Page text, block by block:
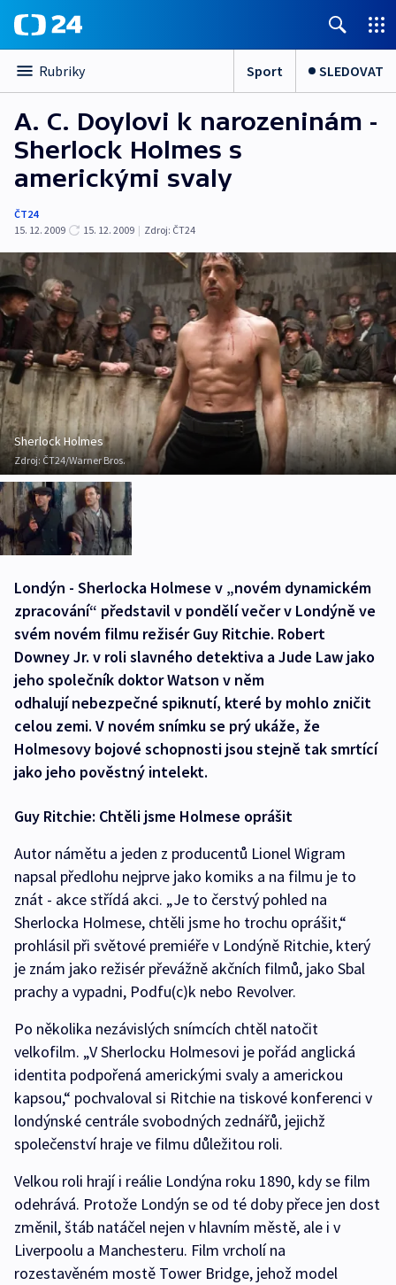
Rubriky Sport SLEDOVAT
A. C. Doylovi k narozeninám -
Sherlock Holmes s
americkými svaly
ČT24
15. 12. 2009
15. 12. 2009 | Zdroj: ČT24
Sherlock Holmes
Zdroj: ČT24/Warner Bros.
Londýn - Sherlocka Holmese v „novém dynamickém
zpracování“ představil v pondělí večer v Londýně ve
svém novém filmu režisér Guy Ritchie. Robert
Downey Jr. v roli slavného detektiva a Jude Law jako
jeho společník doktor Watson v něm
odhalují nebezpečné spiknutí, které by mohlo zničit
celou zemi. V novém snímku se prý ukáže, že
Holmesovy bojové schopnosti jsou stejně tak smrtící
jako jeho pověstný intelekt.
Guy Ritchie: Chtěli jsme Holmese oprášit
Autor námětu a jeden z producentů Lionel Wigram
napsal předlohu nejprve jako komiks a na filmu je to
znát - akce střídá akci. „Je to čerstvý pohled na
Sherlocka Holmese, chtěli jsme ho trochu oprášit,“
prohlásil při světové premiéře v Londýně Ritchie, který
je znám jako režisér převážně akčních filmů, jako Sbal
prachy a vypadni, Podfu(c)k nebo Revolver.
Po několika nezávislých snímcích chtěl natočit
velkofilm. „V Sherlocku Holmesovi je pořád anglická
identita podpořená americkými svaly a americkou
kapsou,“ pochvaloval si Ritchie na tiskové konferenci v
londýnské centrále svobodných zednářů, jejichž
společenství hraje ve filmu důležitou roli.
Velkou roli hrají i reálie Londýna roku 1890, kdy se film
odehrává. Protože Londýn se od té doby přece jen dost
změnil, štáb natáčel nejen v hlavním městě, ale i v
Liverpoolu a Manchesteru. Film vrcholí na
rozestavěném mostě Tower Bridge, jehož model